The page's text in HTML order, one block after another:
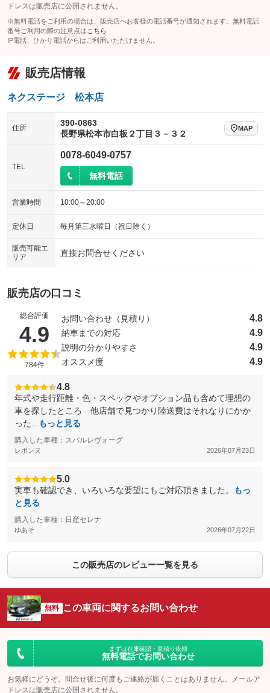
ドレスは販売店に公開されません。
※無料電話をご利用の場合は、販売店へお客様の電話番号が通知されます。無料電話
番号ご利用の際の注意点は こちら
IP電話、ひかり電話からはご利用いただけません。
販売店情報
ネクステージ 松本店
住所
390-0863
長野県松本市白板２丁目３－３２
MAP
TEL
0078-6049-0757
無料電話
営業時間 10:00～20:00
定休日 毎月第三水曜日（祝日除く）
販売可能エ
リア
直接お問合せください
販売店の口コミ
総合評価
4.9 （5点満点中）
784件
お問い合わせ（見積り） 4.8
納車までの対応 4.9
説明の分かりやすさ 4.9
オススメ度 4.9
4.8
年式や走行距離・色・スペックやオプション品も含めて理想の
車を探したところ 他店舗で見つかり陸送費はそれなりにかか
った...
もっと見る
購入した車種：スバルレヴォーグ
レボンヌ 2026年07月23日
5.0
実車も確認でき、いろいろな要望にもご対応頂きました。
もっ
と見る
購入した車種：日産セレナ
ゆあそ 2026年07月22日
この販売店のレビュー一覧を見る
無料 この車両に関するお問い合わせ
まずは在庫確認・見積り依頼
無料電話でお問い合わせ
お気軽にどうぞ。問合せ後に何度もご連絡が届くことはありません。メールア
ドレスは販売店に公開されません。